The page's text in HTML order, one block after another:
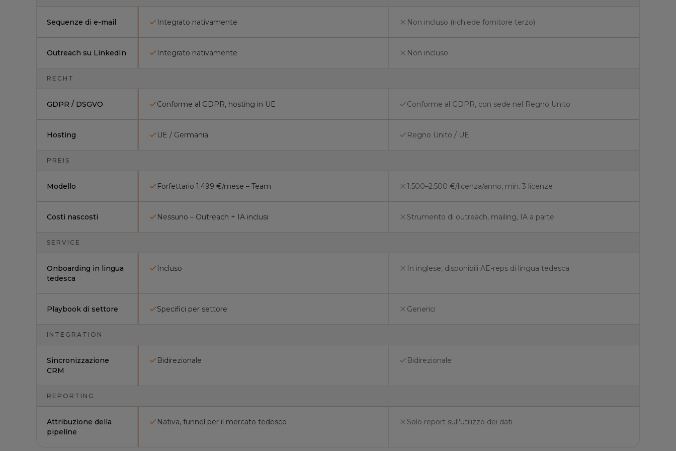
Sequenze di e-mail Integrato nativamente Non incluso (richiede fornitore terzo)
Outreach su LinkedIn Integrato nativamente Non incluso
RECHT
GDPR / DSGVO Conforme al GDPR, hosting in UE Conforme al GDPR, con sede nel Regno Unito
Hosting UE / Germania Regno Unito / UE
PREIS
Modello Forfettario 1.499 €/mese – Team 1.500–2.500 €/licenza/anno, min. 3 licenze
Costi nascosti Nessuno – Outreach + IA inclusi Strumento di outreach, mailing, IA a parte
SERVICE
Onboarding in lingua
tedesca
Incluso In inglese, disponibili AE-reps di lingua tedesca
Playbook di settore Specifici per settore Generici
INTEGRATION
Sincronizzazione
CRM
Bidirezionale Bidirezionale
REPORTING
Attribuzione della
pipeline
Nativa, funnel per il mercato tedesco Solo report sull'utilizzo dei dati